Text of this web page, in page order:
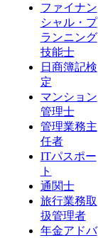
ファイナン
シャル・プ
ランニング
技能士
日商簿記検
定
マンション
管理士
管理業務主
任者
ITパスポー
ト
通関士
旅行業務取
扱管理者
年金アドバ